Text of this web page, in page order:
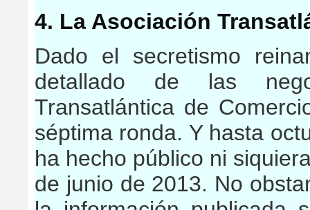
4. La Asociación
Dado el secretismo
detallado de las
Transatlántica de
séptima ronda. Y hasta
ha hecho público ni
de junio de 2013. No